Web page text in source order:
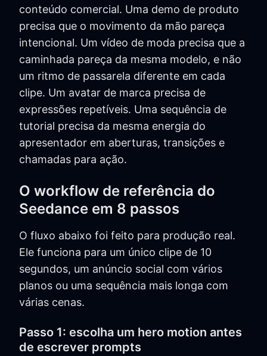
conteúdo comercial. Uma demo de produto
precisa que o movimento da mão pareça
intencional. Um vídeo de moda precisa que a
caminhada pareça da mesma modelo, e não
um ritmo de passarela diferente em cada
clipe. Um avatar de marca precisa de
expressões repetíveis. Uma sequência de
tutorial precisa da mesma energia do
apresentador em aberturas, transições e
chamadas para ação.
O workflow de referência do
Seedance em 8 passos
O fluxo abaixo foi feito para produção real.
Ele funciona para um único clipe de 10
segundos, um anúncio social com vários
planos ou uma sequência mais longa com
várias cenas.
Passo 1: escolha um hero motion antes
de escrever prompts